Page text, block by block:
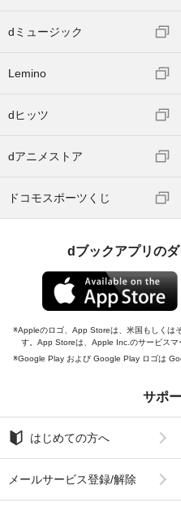
dミュージック
Lemino
dヒッツ
dアニメストア
ドコモスポーツくじ
dブックアプリの
Appleのロゴ、App Storeは、米国もしくは
す。App Storeは、Apple Inc.のサービスマ
Google Play および Google Play ロゴは
サポ
はじめての方へ
メールサービス登録/解除